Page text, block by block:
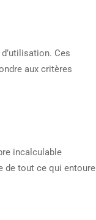
Ces
aux critères
incalculable
de tout ce qui entoure